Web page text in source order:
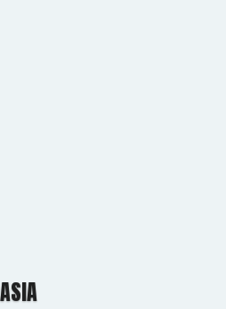
ASIA